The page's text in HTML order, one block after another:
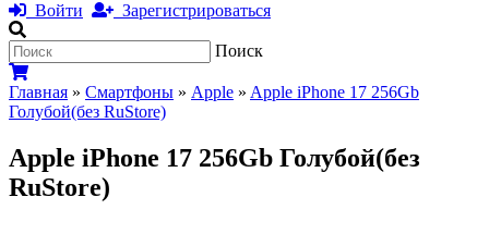
Войти Зарегистрироваться
Поиск
Главная » Смартфоны » Apple » Apple iPhone 17 256Gb
Голубой(без RuStore)
Apple iPhone 17 256Gb Голубой(без
RuStore)